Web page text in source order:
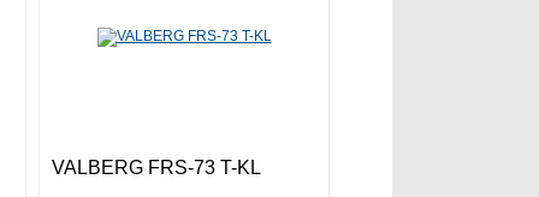
VALBERG FRS-73 T-KL